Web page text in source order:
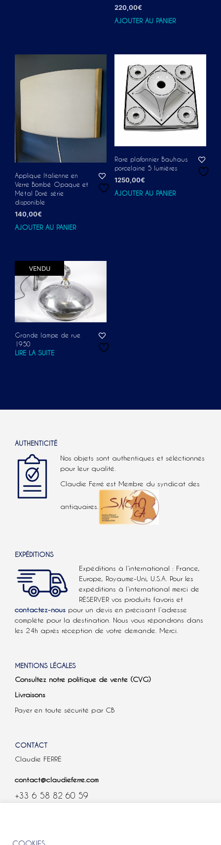
220,00€
AJOUTER AU PANIER
Applique Italienne en
Verre Bombé Opaque et
Métal Doré série
disponible
140,00€
AJOUTER AU PANIER
Rare plafonnier Bauhaus
porcelaine 5 lumières
1250,00€
AJOUTER AU PANIER
VENDU
Grande lampe de rue
1950
LIRE LA SUITE
AUTHENTICITÉ
Nos objets sont authentiques et séléctionnés
pour leur qualité.
Claudie Ferré est Membre du syndicat des
antiquaires.
EXPÉDITIONS
Expéditions à l’international : France,
Europe, Royaume-Uni, U.S.A. Pour les
expéditions à l’international merci de
RÉSERVER vos produits favoris et
contactez-nous pour un devis en précisant l’adresse
complète pour la destination. Nous vous répondrons dans
les 24h après réception de votre demande. Merci.
MENTIONS LÉGALES
Consultez notre politique de vente (CVG)
Livraisons
Payer en toute sécurité par CB
CONTACT
Claudie FERRÉ
contact@claudieferre.com
+33 6 58 82 60 59